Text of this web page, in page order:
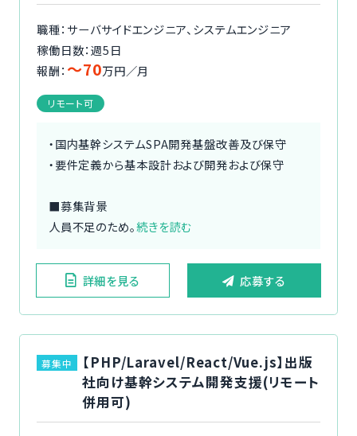
職種：サーバサイドエンジニア、システムエンジニア
稼働日数：週5日
報酬： 〜70万円／月
リモート可
・国内基幹システムSPA開発基盤改善及び保守
・要件定義から基本設計および開発および保守
■募集背景
人員不足のため。続きを読む
詳細を見る 応募する
募集中
【PHP/Laravel/React/Vue.js】出版
社向け基幹システム開発支援(リモート
併用可)